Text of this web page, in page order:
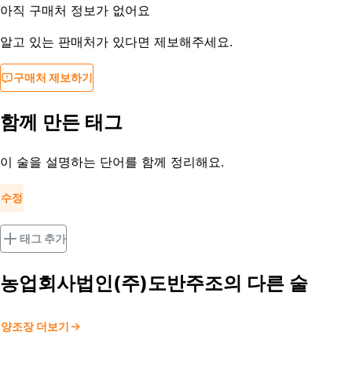
아직 구매처 정보가 없어요
알고 있는 판매처가 있다면 제보해주세요.
구매처 제보하기
함께 만든 태그
이 술을 설명하는 단어를 함께 정리해요.
수정
태그 추가
농업회사법인(주)도반주조의 다른 술
양조장 더보기